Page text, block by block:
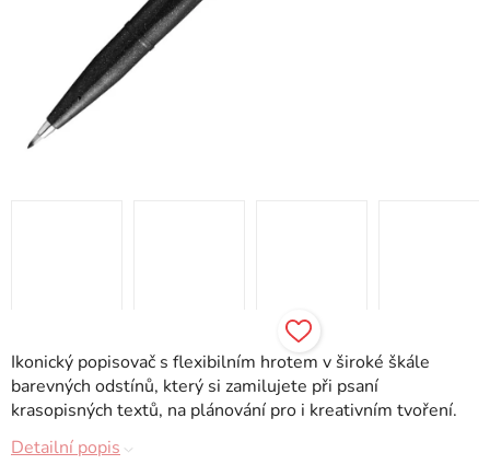
Ikonický popisovač s flexibilním hrotem v široké škále
barevných odstínů, který si zamilujete při psaní
krasopisných textů, na plánování pro i kreativním tvoření.
Detailní popis